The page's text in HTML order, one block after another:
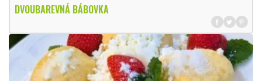
DVOUBAREVNÁ BÁBOVKA